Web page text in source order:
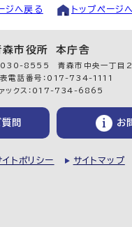
ジへ戻る トップページ
森市役所 本庁舎
030-8555 青森市中央一丁目
電話番号：017-734-1111
ックス：017-734-6865
問 お
イトポリシー サイトマップ